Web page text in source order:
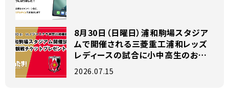
8月30日（日曜日）浦和駒場スタジア
ムで開催される三菱重工浦和レッズ
レディースの試合に小中高生のお子
様がいらっしゃるファミリー200組を
ご招待！！
2026.07.15